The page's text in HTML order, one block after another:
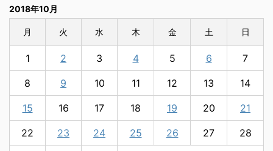
2018年10月
月 火 水 木 金 土 日
1 2 3 4 5 6 7
8 9 10 11 12 13 14
15 16 17 18 19 20 21
22 23 24 25 26 27 28